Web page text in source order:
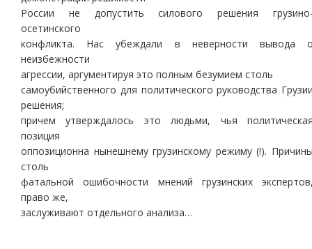
России не допустить силового решения
осетинского
конфликта. Нас убеждали в неверности вывода
неизбежности
агрессии, аргументируя это полным безумием столь
самоубийственного для политического руководства
решения;
причем утверждалось это людьми, чья
позиция
оппозиционна нынешнему грузинскому режиму (!).
столь
фатальной ошибочности мнений грузинских
право же,
заслуживают отдельного анализа…